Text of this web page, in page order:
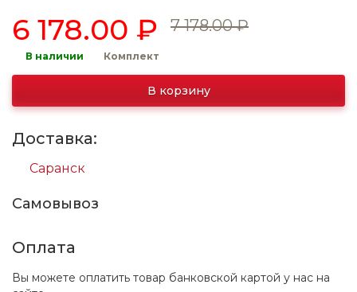
6 178.00 ₽ 7 178.00 ₽
В наличии Комплект
В корзину
Доставка:
Саранск
Самовывоз
Оплата
Вы можете оплатить товар банковской картой у нас на